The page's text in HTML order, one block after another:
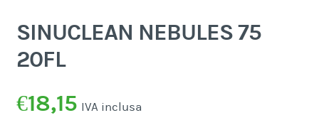
SINUCLEAN NEBULES 75
20FL
€18,15 IVA inclusa